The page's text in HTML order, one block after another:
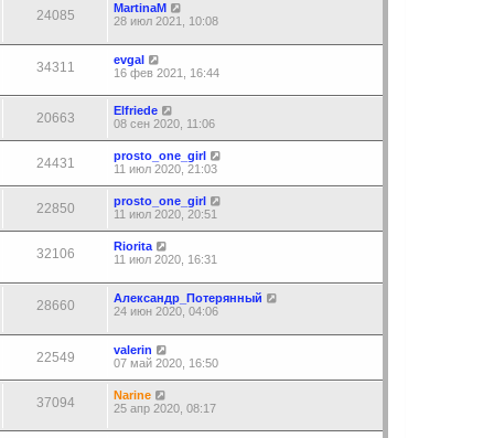
24085
MartinaM
28 июл 2021, 10:08
34311
evgal
16 фев 2021, 16:44
20663
Elfriede
08 сен 2020, 11:06
24431
prosto_one_girl
11 июл 2020, 21:03
22850
prosto_one_girl
11 июл 2020, 20:51
32106
Riorita
11 июл 2020, 16:31
28660
Александр_Потерянный
24 июн 2020, 04:06
22549
valerin
07 май 2020, 16:50
37094
Narine
25 апр 2020, 08:17